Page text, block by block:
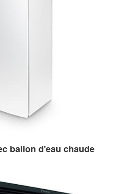
ballon d'eau chaude